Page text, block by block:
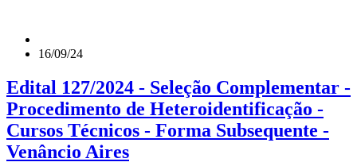
16/09/24
Edital 127/2024 - Seleção Complementar -
Procedimento de Heteroidentificação -
Cursos Técnicos - Forma Subsequente -
Venâncio Aires